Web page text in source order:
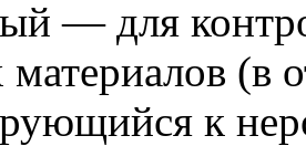
— для
(в
к